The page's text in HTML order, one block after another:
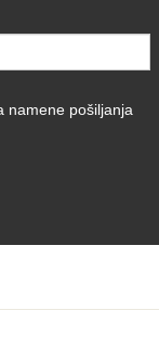
namene pošiljanja